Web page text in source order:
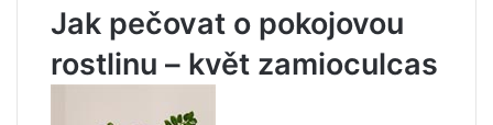
Jak pečovat o pokojovou
rostlinu – květ zamioculcas